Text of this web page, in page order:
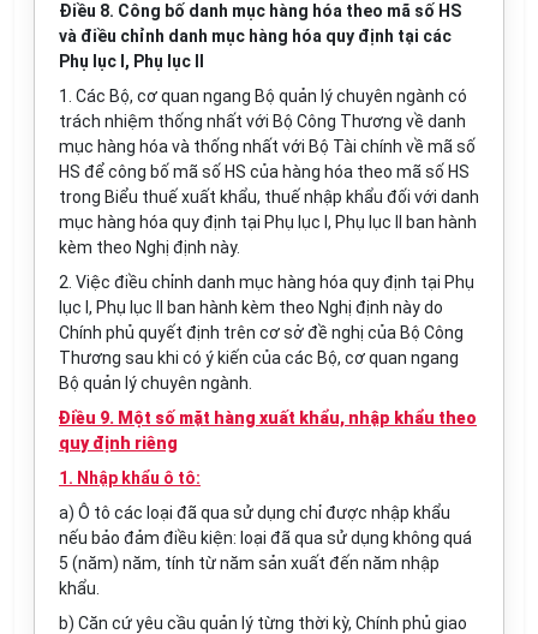
Điều 8. Công bố danh mục hàng hóa theo mã số HS
và điều chỉnh danh mục hàng hóa quy định tại các
Phụ lục I, Phụ lục II
1. Các Bộ, cơ quan ngang Bộ quản lý chuyên ngành có
trách nhiệm thống nhất với Bộ Công Thương về danh
mục hàng hóa và thống nhất với Bộ Tài chính về mã số
HS để công bố mã số HS của hàng hóa theo mã số HS
trong Biểu thuế xuất khẩu, thuế nhập khẩu đối với danh
mục hàng hóa quy định tại Phụ lục I, Phụ lục II ban hành
kèm theo Nghị định này.
2. Việc điều chỉnh danh mục hàng hóa quy định tại Phụ
lục I, Phụ lục II ban hành kèm theo Nghị định này do
Chính phủ quyết định trên cơ sở đề nghị của Bộ Công
Thương sau khi có ý kiến của các Bộ, cơ quan ngang
Bộ quản lý chuyên ngành.
Điều 9. Một số mặt hàng xuất khẩu, nhập khẩu theo
quy định riêng
1. Nhập khẩu ô tô:
a) Ô tô các loại đã qua sử dụng chỉ được nhập khẩu
nếu bảo đảm điều kiện: loại đã qua sử dụng không quá
5 (năm) năm, tính từ năm sản xuất đến năm nhập
khẩu.
b) Căn cứ yêu cầu quản lý từng thời kỳ, Chính phủ giao